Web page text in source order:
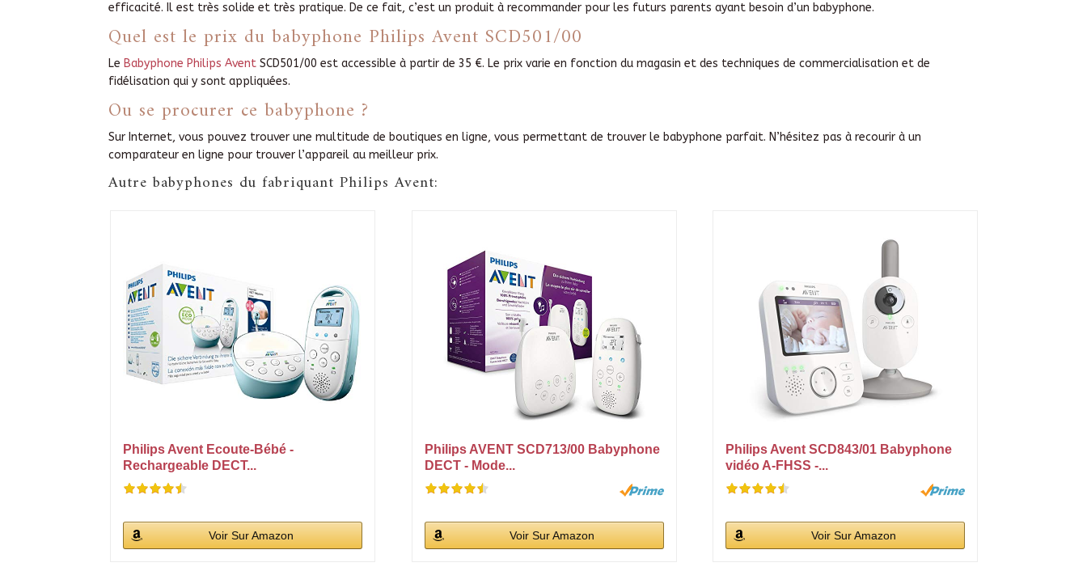
efficacité. Il est très solide et très pratique. De ce fait, c’est un produit à recommander pour les futurs parents ayant besoin d’un babyphone.
Quel est le prix du babyphone Philips Avent SCD501/00
Le Babyphone Philips Avent SCD501/00 est accessible à partir de 35 €. Le prix varie en fonction du magasin et des techniques de commercialisation et de
fidélisation qui y sont appliquées.
Ou se procurer ce babyphone ?
Sur Internet, vous pouvez trouver une multitude de boutiques en ligne, vous permettant de trouver le babyphone parfait. N’hésitez pas à recourir à un
comparateur en ligne pour trouver l’appareil au meilleur prix.
Autre babyphones du fabriquant Philips Avent:
Philips Avent Ecoute-Bébé -
Rechargeable DECT...
Voir Sur Amazon
Philips AVENT SCD713/00 Babyphone
DECT - Mode...
Voir Sur Amazon
Philips Avent SCD843/01 Babyphone
vidéo A-FHSS -...
Voir Sur Amazon